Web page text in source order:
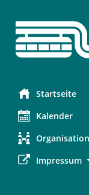
Startseite
Kalender
Organisation
Impressum